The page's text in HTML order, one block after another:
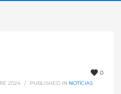
0
2024 / PUBLISHED IN NOTICIAS